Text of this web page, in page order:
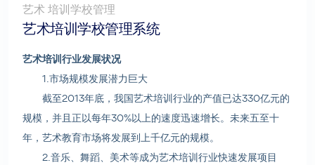
艺术 培训学校管理
艺术培训学校管理系统
艺术培训行业发展状况
1.市场规模发展潜力巨大
截至2013年底，我国艺术培训行业的产值已达330亿元的
规模，并且正以每年30%以上的速度迅速增长。未来五至十
年，艺术教育市场将发展到上千亿元的规模。
2.音乐、舞蹈、美术等成为艺术培训行业快速发展项目